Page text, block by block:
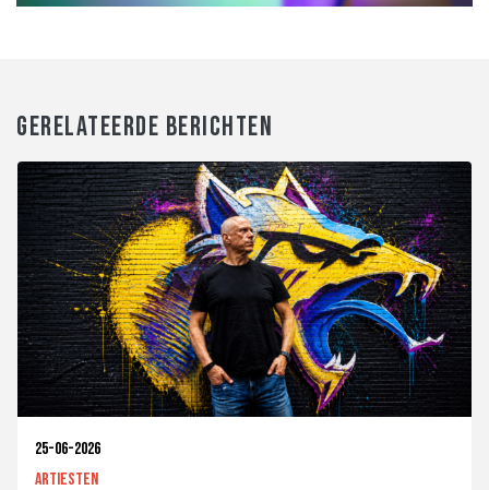
GERELATEERDE BERICHTEN
25-06-2026
Artiesten